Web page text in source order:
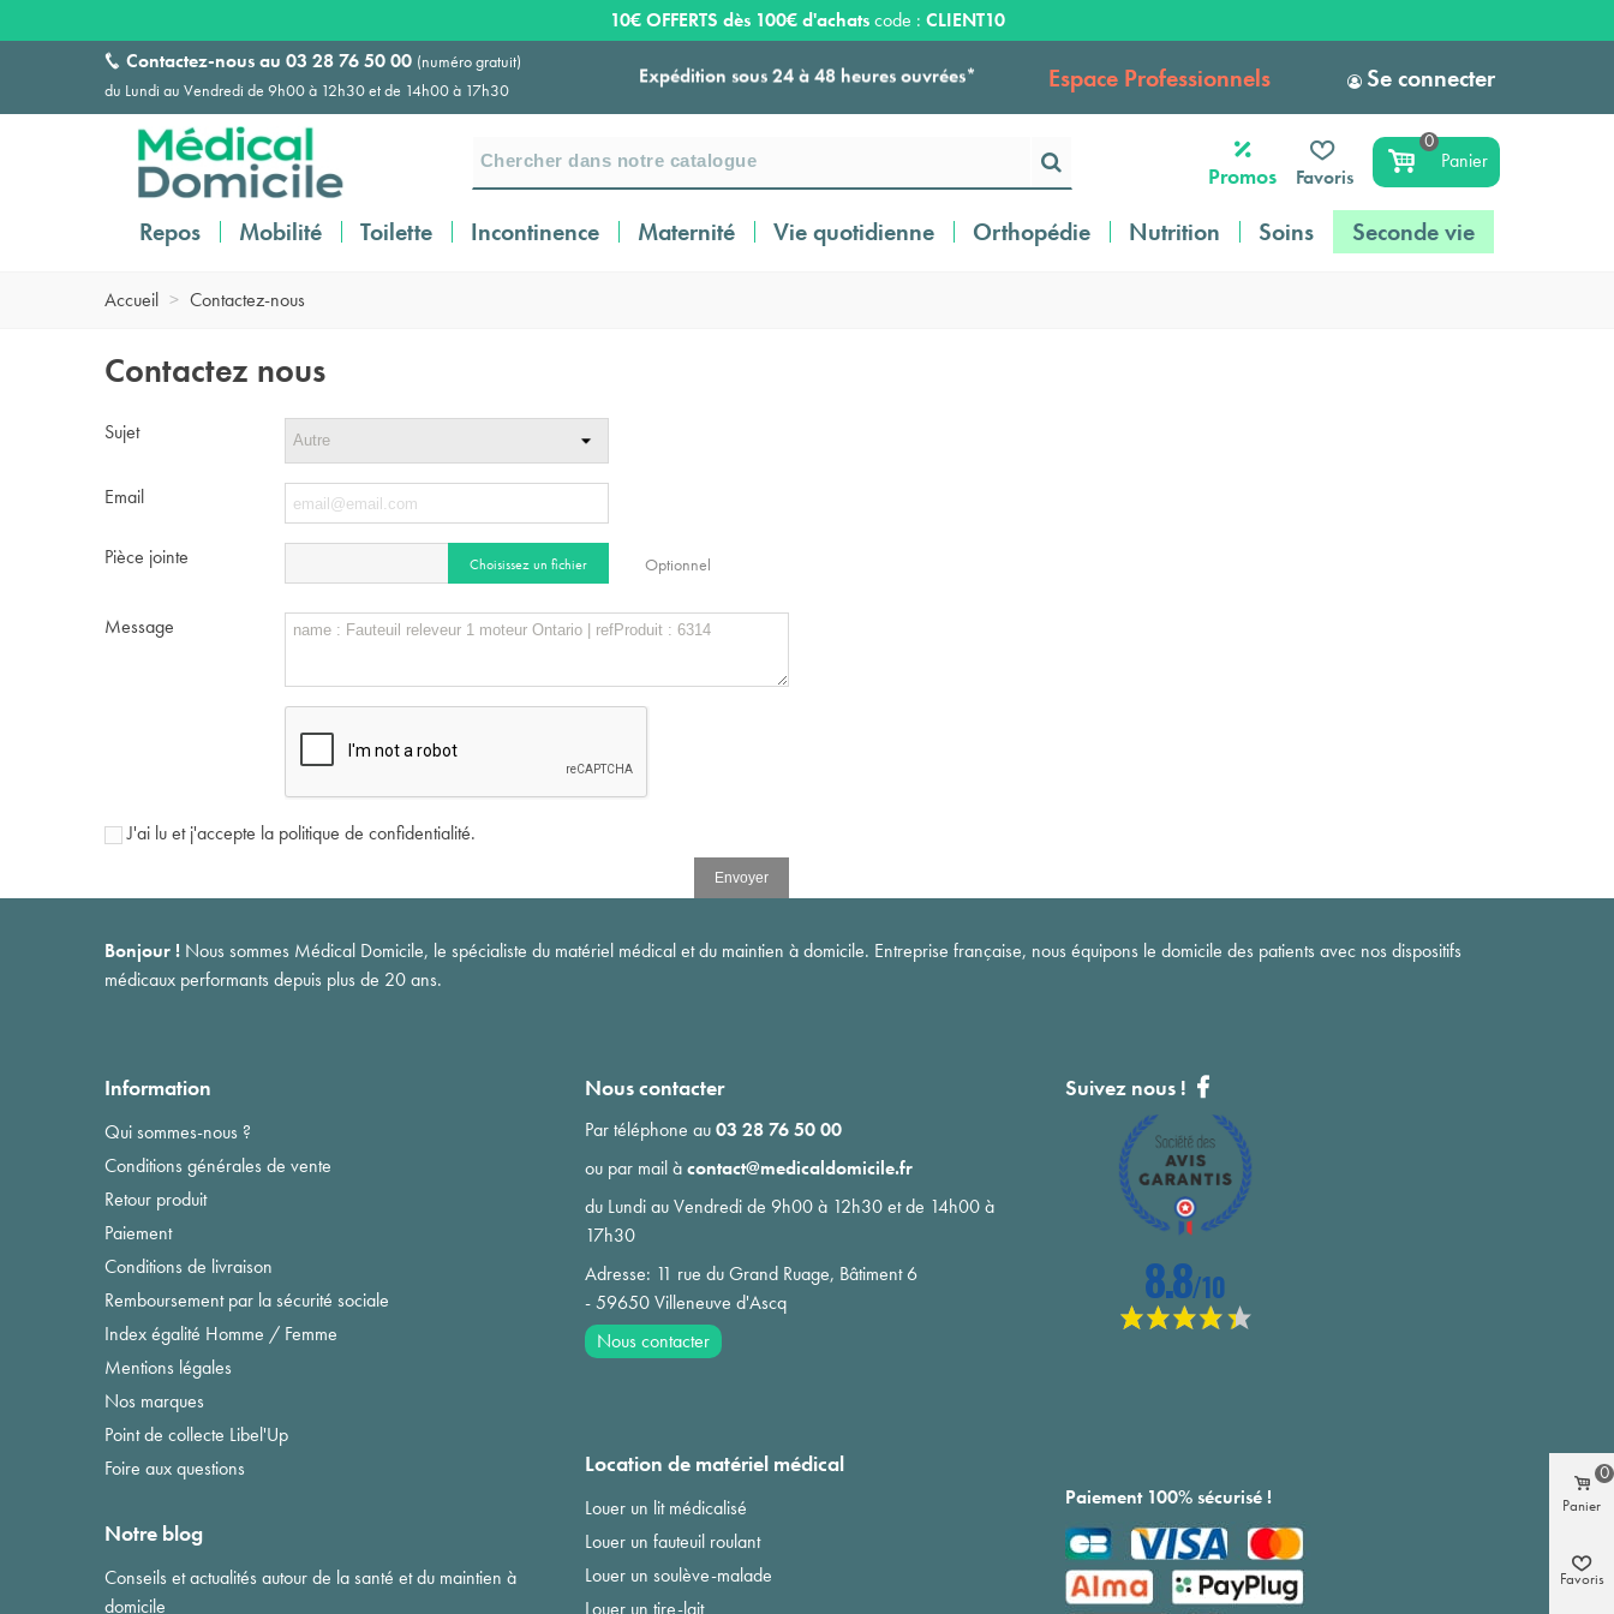
Expédition sous 24 à 48 heures ouvrées*
Livraison OFFERTE dès 159€ d'achats !
Payez en 3 ou 4 fois SANS FRAIS à partir de
10€ OFFERTS dès 100€ d'achatscode : CLIENT10
Contactez-nous au 03 28 76 50 00 (numéro gratuit)
du Lundi au Vendredi de 9h00 à 12h30 et de 14h00 à 17h30
Espace Professionnels Se connecter
Promos Favoris
0
Panier
Repos Mobilité Toilette Incontinence Maternité Vie quotidienne Orthopédie Nutrition Soins Seconde vie
Accueil > Contactez-nous
Contactez nous
Sujet
Email
Pièce jointe Choisissez un fichier Optionnel
Message
J'ai lu et j'accepte la politique de confidentialité.
Bonjour ! Nous sommes Médical Domicile, le spécialiste du matériel médical et du maintien à domicile. Entreprise française, nous équipons le domicile des patients avec nos dispositifs
médicaux performants depuis plus de 20 ans.
Information
Qui sommes-nous ?
Conditions générales de vente
Retour produit
Paiement
Conditions de livraison
Remboursement par la sécurité sociale
Index égalité Homme / Femme
Mentions légales
Nos marques
Point de collecte Libel'Up
Foire aux questions
Nous contacter
Par téléphone au03 28 76 50 00
ou par mail àcontact@medicaldomicile.fr
du Lundi au Vendredi de 9h00 à 12h30 et de 14h00 à
17h30
Adresse: 11 rue du Grand Ruage, Bâtiment 6
- 59650 Villeneuve d'Ascq
Nous contacter
Suivez nous !
Notre blog
Conseils et actualités autour de la santé et du maintien à
domicile
Location de matériel médical
Louer un lit médicalisé
Louer un fauteuil roulant
Louer un soulève-malade
Louer un tire-lait
Paiement 100% sécurisé ! Panier
0
Favoris